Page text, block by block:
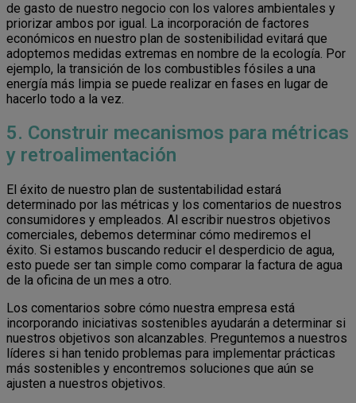
de gasto de nuestro negocio con los valores ambientales y
priorizar ambos por igual. La incorporación de factores
económicos en nuestro plan de sostenibilidad evitará que
adoptemos medidas extremas en nombre de la ecología. Por
ejemplo, la transición de los combustibles fósiles a una
energía más limpia se puede realizar en fases en lugar de
hacerlo todo a la vez.
5. Construir mecanismos para métricas
y retroalimentación
El éxito de nuestro plan de sustentabilidad estará
determinado por las métricas y los comentarios de nuestros
consumidores y empleados. Al escribir nuestros objetivos
comerciales, debemos determinar cómo mediremos el
éxito. Si estamos buscando reducir el desperdicio de agua,
esto puede ser tan simple como comparar la factura de agua
de la oficina de un mes a otro.
Los comentarios sobre cómo nuestra empresa está
incorporando iniciativas sostenibles ayudarán a determinar si
nuestros objetivos son alcanzables. Preguntemos a nuestros
líderes si han tenido problemas para implementar prácticas
más sostenibles y encontremos soluciones que aún se
ajusten a nuestros objetivos.